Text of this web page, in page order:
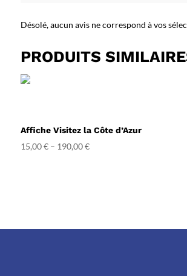
Désolé, aucun avis ne correspond à vos
PRODUITS
Affiche Visitez la Côte d’Azur
15,00€– 190,00€